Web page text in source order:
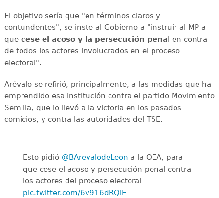
El objetivo sería que "en términos claros y
contundentes", se inste al Gobierno a "instruir al MP a
quecese el acoso y la persecución pena l en contra
de todos los actores involucrados en el proceso
electoral".
Arévalo se refirió, principalmente, a las medidas que ha
emprendido esa institución contra el partido Movimiento
Semilla, que lo llevó a la victoria en los pasados
comicios, y contra las autoridades del TSE.
Esto pidió @BArevalodeLeon a la OEA, para
que cese el acoso y persecución penal contra
los actores del proceso electoral
pic.twitter.com/6v916dRQiE